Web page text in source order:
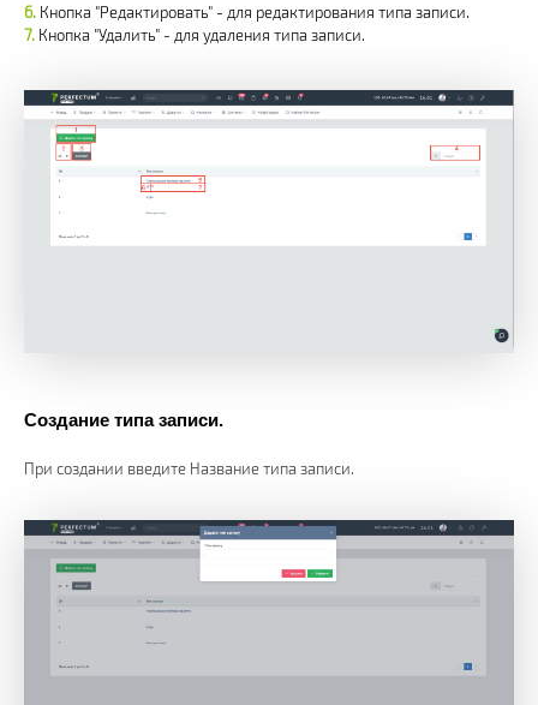
Кнопка "Редактировать" - для редактирования типа записи.
Кнопка "Удалить" - для удаления типа записи.
Создание типа записи.
При создании введите Название типа записи.